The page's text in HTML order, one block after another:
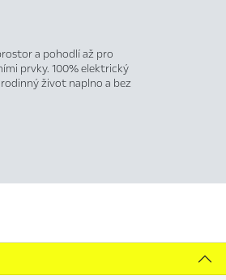
a pohodlí až pro
prvky. 100% elektrický
život naplno a bez